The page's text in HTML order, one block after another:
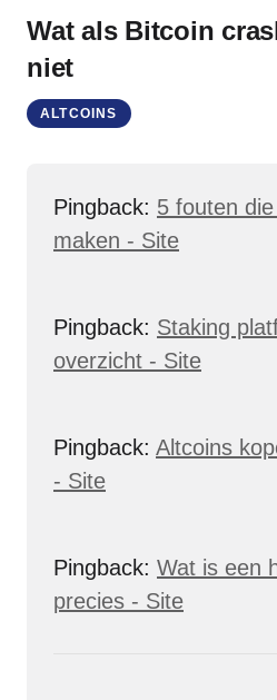
Wat als Bitcoin
niet
ALTCOINS
Pingback: 5 fouten
maken - Site
Pingback: Staking
overzicht - Site
Pingback: Altcoins
- Site
Pingback: Wat is een
precies - Site